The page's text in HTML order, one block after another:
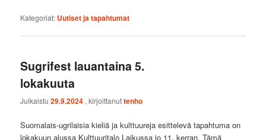
Kategoriat: Uutiset ja tapahtumat
Sugrifest lauantaina 5.
lokakuuta
Julkaistu29.9.2024 , kirjoittanuttenho
Suomalais-ugrilaisia kieliä ja kulttuureja esittelevä tapahtuma on
lokakuun alussa Kulttuuritalo Laikussa jo 11. kerran. Tämä